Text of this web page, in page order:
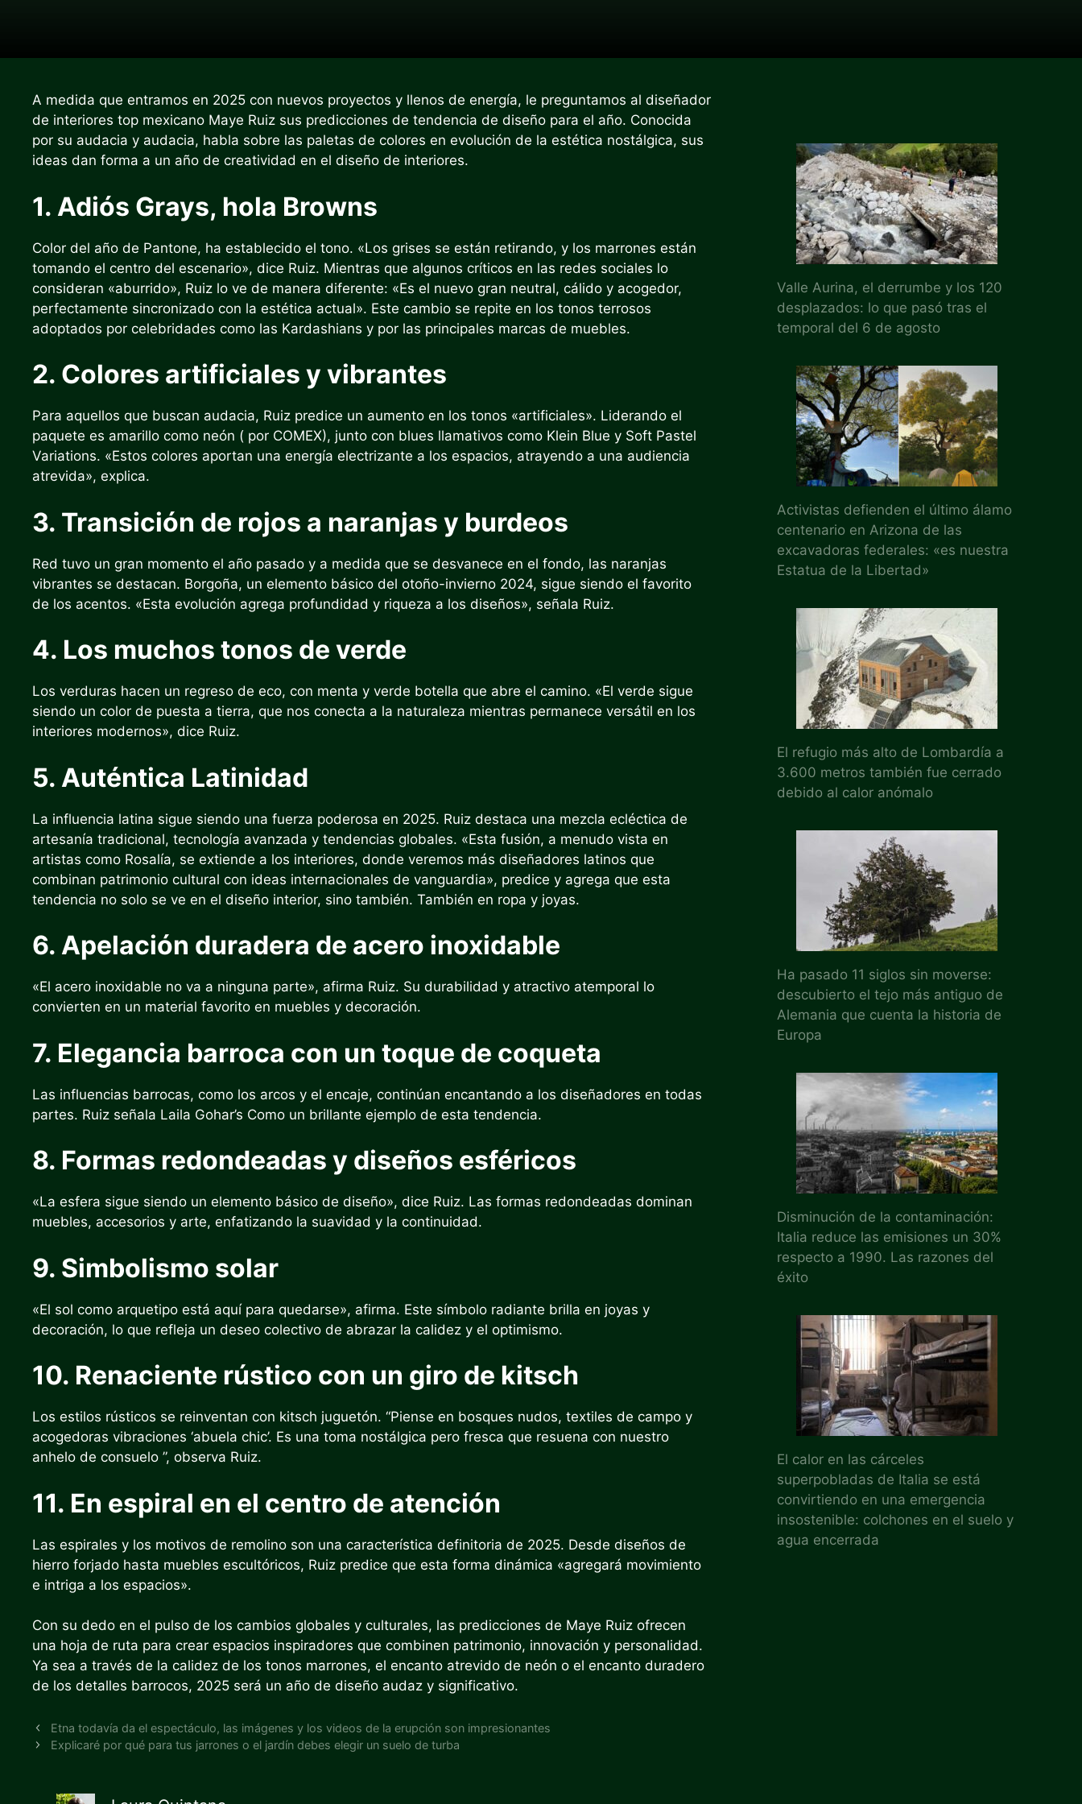
A medida que entramos en 2025 con nuevos proyectos y llenos de energía, le preguntamos al diseñador
de interiores top mexicano Maye Ruiz sus predicciones de tendencia de diseño para el año. Conocida
por su audacia y audacia, habla sobre las paletas de colores en evolución de la estética nostálgica, sus
ideas dan forma a un año de creatividad en el diseño de interiores.
1. Adiós Grays, hola Browns
Color del año de Pantone, ha establecido el tono. «Los grises se están retirando, y los marrones están
tomando el centro del escenario», dice Ruiz. Mientras que algunos críticos en las redes sociales lo
consideran «aburrido», Ruiz lo ve de manera diferente: «Es el nuevo gran neutral, cálido y acogedor,
perfectamente sincronizado con la estética actual». Este cambio se repite en los tonos terrosos
adoptados por celebridades como las Kardashians y por las principales marcas de muebles.
2. Colores artificiales y vibrantes
Para aquellos que buscan audacia, Ruiz predice un aumento en los tonos «artificiales». Liderando el
paquete es amarillo como neón ( por COMEX), junto con blues llamativos como Klein Blue y Soft Pastel
Variations. «Estos colores aportan una energía electrizante a los espacios, atrayendo a una audiencia
atrevida», explica.
3. Transición de rojos a naranjas y burdeos
Red tuvo un gran momento el año pasado y a medida que se desvanece en el fondo, las naranjas
vibrantes se destacan. Borgoña, un elemento básico del otoño-invierno 2024, sigue siendo el favorito
de los acentos. «Esta evolución agrega profundidad y riqueza a los diseños», señala Ruiz.
4. Los muchos tonos de verde
Los verduras hacen un regreso de eco, con menta y verde botella que abre el camino. «El verde sigue
siendo un color de puesta a tierra, que nos conecta a la naturaleza mientras permanece versátil en los
interiores modernos», dice Ruiz.
5. Auténtica Latinidad
La influencia latina sigue siendo una fuerza poderosa en 2025. Ruiz destaca una mezcla ecléctica de
artesanía tradicional, tecnología avanzada y tendencias globales. «Esta fusión, a menudo vista en
artistas como Rosalía, se extiende a los interiores, donde veremos más diseñadores latinos que
combinan patrimonio cultural con ideas internacionales de vanguardia», predice y agrega que esta
tendencia no solo se ve en el diseño interior, sino también. También en ropa y joyas.
6. Apelación duradera de acero inoxidable
«El acero inoxidable no va a ninguna parte», afirma Ruiz. Su durabilidad y atractivo atemporal lo
convierten en un material favorito en muebles y decoración.
7. Elegancia barroca con un toque de coqueta
Las influencias barrocas, como los arcos y el encaje, continúan encantando a los diseñadores en todas
partes. Ruiz señala Laila Gohar’s Como un brillante ejemplo de esta tendencia.
8. Formas redondeadas y diseños esféricos
«La esfera sigue siendo un elemento básico de diseño», dice Ruiz. Las formas redondeadas dominan
muebles, accesorios y arte, enfatizando la suavidad y la continuidad.
9. Simbolismo solar
«El sol como arquetipo está aquí para quedarse», afirma. Este símbolo radiante brilla en joyas y
decoración, lo que refleja un deseo colectivo de abrazar la calidez y el optimismo.
10. Renaciente rústico con un giro de kitsch
Los estilos rústicos se reinventan con kitsch juguetón. “Piense en bosques nudos, textiles de campo y
acogedoras vibraciones ‘abuela chic’. Es una toma nostálgica pero fresca que resuena con nuestro
anhelo de consuelo ”, observa Ruiz.
11. En espiral en el centro de atención
Las espirales y los motivos de remolino son una característica definitoria de 2025. Desde diseños de
hierro forjado hasta muebles escultóricos, Ruiz predice que esta forma dinámica «agregará movimiento
e intriga a los espacios».
Con su dedo en el pulso de los cambios globales y culturales, las predicciones de Maye Ruiz ofrecen
una hoja de ruta para crear espacios inspiradores que combinen patrimonio, innovación y personalidad.
Ya sea a través de la calidez de los tonos marrones, el encanto atrevido de neón o el encanto duradero
de los detalles barrocos, 2025 será un año de diseño audaz y significativo.
Etna todavía da el espectáculo, las imágenes y los videos de la erupción son impresionantes
Explicaré por qué para tus jarrones o el jardín debes elegir un suelo de turba
Valle Aurina, el derrumbe y los 120
desplazados: lo que pasó tras el
temporal del 6 de agosto
Activistas defienden el último álamo
centenario en Arizona de las
excavadoras federales: «es nuestra
Estatua de la Libertad»
El refugio más alto de Lombardía a
3.600 metros también fue cerrado
debido al calor anómalo
Ha pasado 11 siglos sin moverse:
descubierto el tejo más antiguo de
Alemania que cuenta la historia de
Europa
Disminución de la contaminación:
Italia reduce las emisiones un 30%
respecto a 1990. Las razones del
éxito
El calor en las cárceles
superpobladas de Italia se está
convirtiendo en una emergencia
insostenible: colchones en el suelo y
agua encerrada